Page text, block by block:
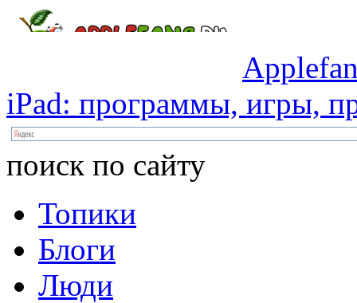
iPad: программы, игры,
поиск по сайту
Топики
Блоги
Люди